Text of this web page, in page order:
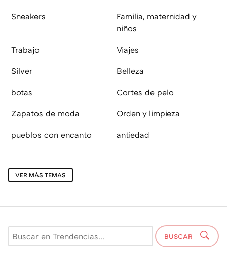
Sneakers
Familia, maternidad y
niños
Trabajo Viajes
Silver Belleza
botas Cortes de pelo
Zapatos de moda Orden y limpieza
pueblos con encanto antiedad
VER MÁS TEMAS
BUSCAR